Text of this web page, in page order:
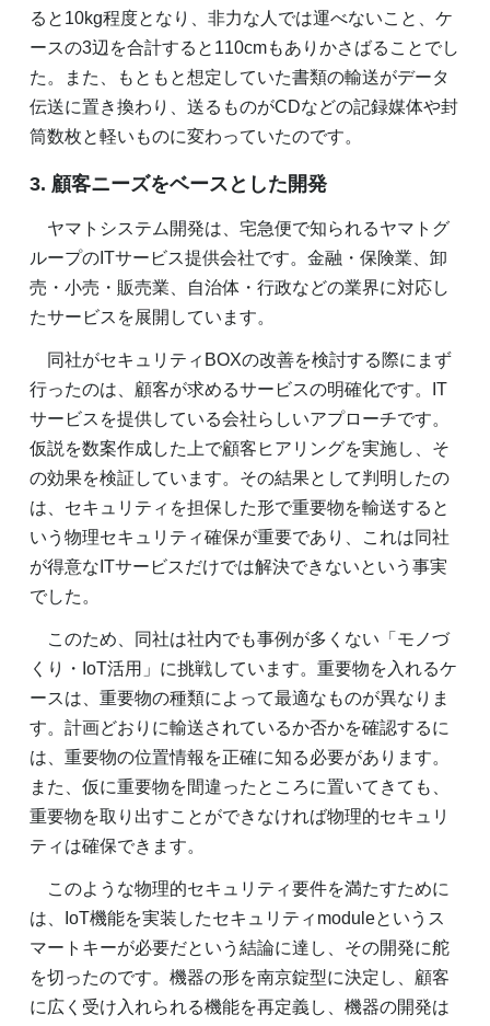
ると10kg程度となり、非力な人では運べないこと、ケ
ースの3辺を合計すると110cmもありかさばることでし
た。また、もともと想定していた書類の輸送がデータ
伝送に置き換わり、送るものがCDなどの記録媒体や封
筒数枚と軽いものに変わっていたのです。
3. 顧客ニーズをベースとした開発
ヤマトシステム開発は、宅急便で知られるヤマトグ
ループのITサービス提供会社です。金融・保険業、卸
売・小売・販売業、自治体・行政などの業界に対応し
たサービスを展開しています。
同社がセキュリティBOXの改善を検討する際にまず
行ったのは、顧客が求めるサービスの明確化です。IT
サービスを提供している会社らしいアプローチです。
仮説を数案作成した上で顧客ヒアリングを実施し、そ
の効果を検証しています。その結果として判明したの
は、セキュリティを担保した形で重要物を輸送すると
いう物理セキュリティ確保が重要であり、これは同社
が得意なITサービスだけでは解決できないという事実
でした。
このため、同社は社内でも事例が多くない「モノづ
くり・IoT活用」に挑戦しています。重要物を入れるケ
ースは、重要物の種類によって最適なものが異なりま
す。計画どおりに輸送されているか否かを確認するに
は、重要物の位置情報を正確に知る必要があります。
また、仮に重要物を間違ったところに置いてきても、
重要物を取り出すことができなければ物理的セキュリ
ティは確保できます。
このような物理的セキュリティ要件を満たすために
は、IoT機能を実装したセキュリティmoduleというス
マートキーが必要だという結論に達し、その開発に舵
を切ったのです。機器の形を南京錠型に決定し、顧客
に広く受け入れられる機能を再定義し、機器の開発は